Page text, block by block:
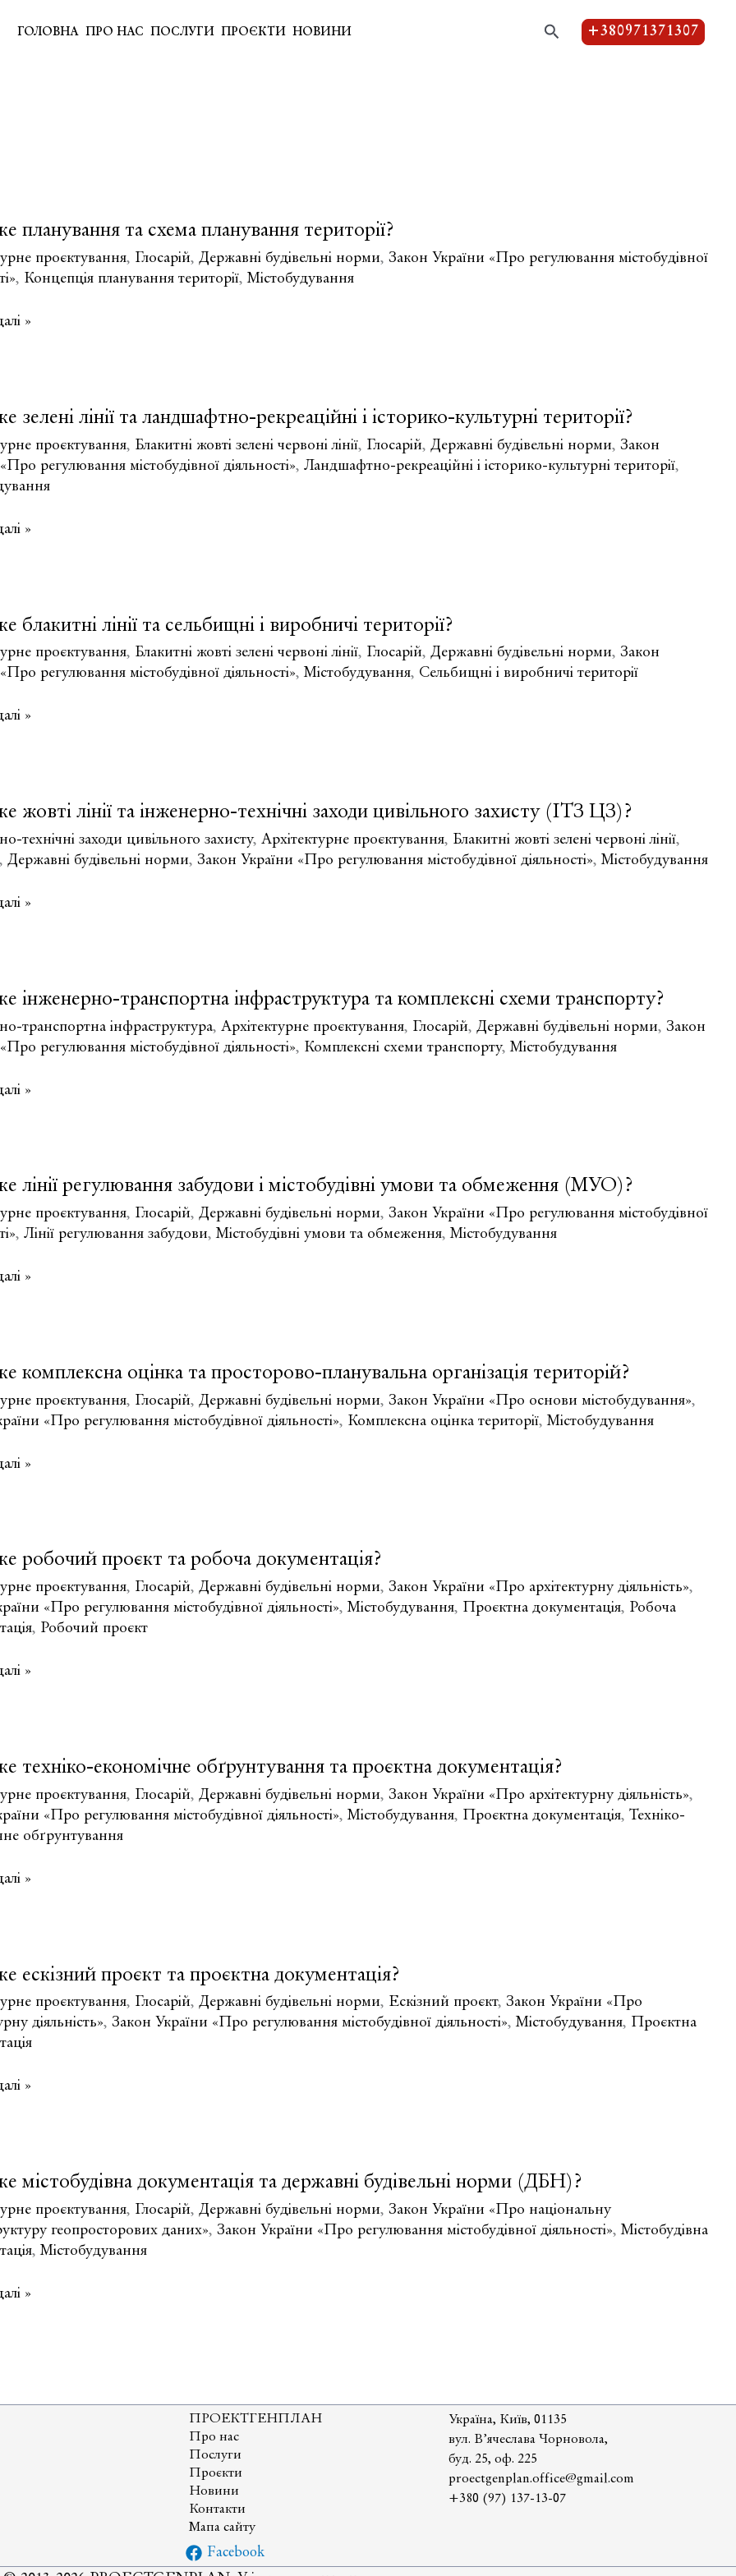
ГОЛОВНА ПРО НАС ПОСЛУГИ ПРОЄКТИ НОВИНИ Пошук+380971371307
планування та схема планування території?
проєктування, Глосарій, Державні будівельні норми, Закон України «Про регулювання містобудівної
, Концепція планування території,Містобудування
»
зелені лінії та ландшафтно-рекреаційні і історико-культурні території?
проєктування, Блакитні жовті зелені червоні лінії, Глосарій, Державні будівельні норми, Закон
регулювання містобудівної діяльності», Ландшафтно-рекреаційні і історико-культурні території,
»
блакитні лінії та сельбищні і виробничі території?
проєктування, Блакитні жовті зелені червоні лінії, Глосарій, Державні будівельні норми, Закон
регулювання містобудівної діяльності»,Містобудування, Сельбищні і виробничі території
»
жовті лінії та інженерно-технічні заходи цивільного захисту (ІТЗ ЦЗ)?
технічні заходи цивільного захисту, Архітектурне проєктування, Блакитні жовті зелені червоні лінії,
, Державні будівельні норми, Закон України «Про регулювання містобудівної діяльності»,Містобудування
»
інженерно-транспортна інфраструктура та комплексні схеми транспорту?
транспортна інфраструктура, Архітектурне проєктування, Глосарій, Державні будівельні норми, Закон
регулювання містобудівної діяльності», Комплексні схеми транспорту,Містобудування
»
лінії регулювання забудови і містобудівні умови та обмеження (МУО)?
проєктування, Глосарій, Державні будівельні норми, Закон України «Про регулювання містобудівної
, Лінії регулювання забудови,Містобудівні умови та обмеження,Містобудування
»
комплексна оцінка та просторово-планувальна організація територій?
проєктування, Глосарій, Державні будівельні норми, Закон України «Про основи містобудування»,
«Про регулювання містобудівної діяльності», Комплексна оцінка території,Містобудування
»
робочий проєкт та робоча документація?
проєктування, Глосарій, Державні будівельні норми, Закон України «Про архітектурну діяльність»,
«Про регулювання містобудівної діяльності»,Містобудування, Проєктна документація, Робоча
, Робочий проєкт
»
техніко-економічне обґрунтування та проєктна документація?
проєктування, Глосарій, Державні будівельні норми, Закон України «Про архітектурну діяльність»,
«Про регулювання містобудівної діяльності»,Містобудування, Проєктна документація, Техніко-
обґрунтування
»
ескізний проєкт та проєктна документація?
проєктування, Глосарій, Державні будівельні норми, Ескізний проєкт, Закон України «Про
діяльність», Закон України «Про регулювання містобудівної діяльності»,Містобудування, Проєктна
»
містобудівна документація та державні будівельні норми (ДБН)?
проєктування, Глосарій, Державні будівельні норми, Закон України «Про національну
геопросторових даних», Закон України «Про регулювання містобудівної діяльності»,Містобудівна
,Містобудування
»
ПРОЕКТГЕНПЛАН
Про нас
Послуги
Проєкти
Новини
Контакти
Мапа сайту
Facebook
Україна, Київ, 01135
вул. В’ячеслава Чорновола,
буд. 25, оф. 225
proectgenplan.office@gmail.com
+380 (97) 137-13-07